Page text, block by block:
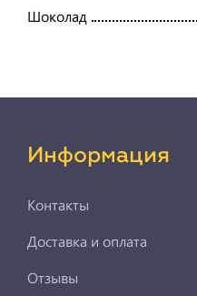
Шоколад
Информация
Контакты
Доставка и оплата
Отзывы